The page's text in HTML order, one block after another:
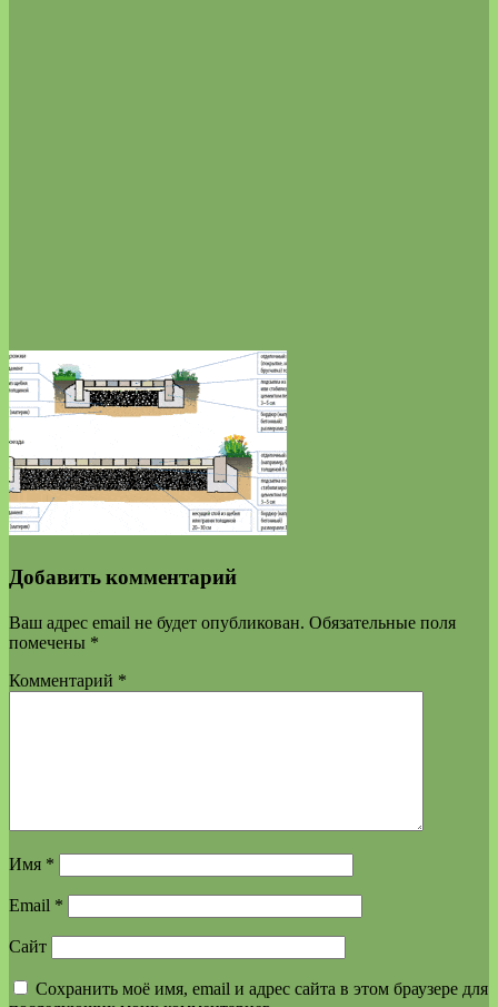
Добавить комментарий
Ваш адрес email не будет опубликован. Обязательные поля
помечены *
Комментарий *
Имя *
Email *
Сайт
Сохранить моё имя, email и адрес сайта в этом браузере для